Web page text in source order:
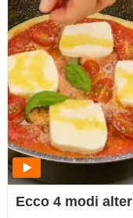
Ecco 4 modi